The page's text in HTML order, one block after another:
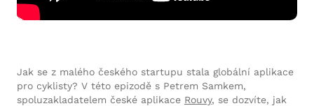
Jak se z malého českého startupu stala globální aplikace
pro cyklisty? V této epizodě s Petrem Samkem,
spoluzakladatelem české aplikace Rouvy, se dozvíte, jak